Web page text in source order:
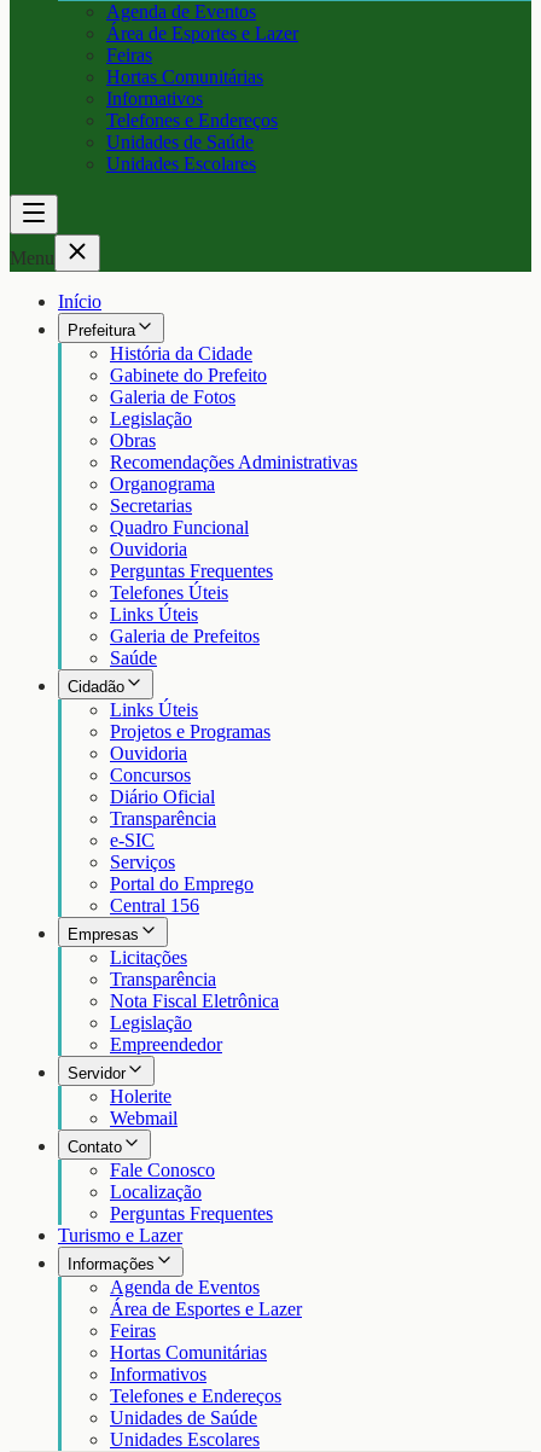
Agenda de Eventos
Área de Esportes e Lazer
Feiras
Hortas Comunitárias
Informativos
Telefones e Endereços
Unidades de Saúde
Unidades Escolares
Menu
Início
Prefeitura
História da Cidade
Gabinete do Prefeito
Galeria de Fotos
Legislação
Obras
Recomendações Administrativas
Organograma
Secretarias
Quadro Funcional
Ouvidoria
Perguntas Frequentes
Telefones Úteis
Links Úteis
Galeria de Prefeitos
Saúde
Cidadão
Links Úteis
Projetos e Programas
Ouvidoria
Concursos
Diário Oficial
Transparência
e-SIC
Serviços
Portal do Emprego
Central 156
Empresas
Licitações
Transparência
Nota Fiscal Eletrônica
Legislação
Empreendedor
Servidor
Holerite
Webmail
Contato
Fale Conosco
Localização
Perguntas Frequentes
Turismo e Lazer
Informações
Agenda de Eventos
Área de Esportes e Lazer
Feiras
Hortas Comunitárias
Informativos
Telefones e Endereços
Unidades de Saúde
Unidades Escolares